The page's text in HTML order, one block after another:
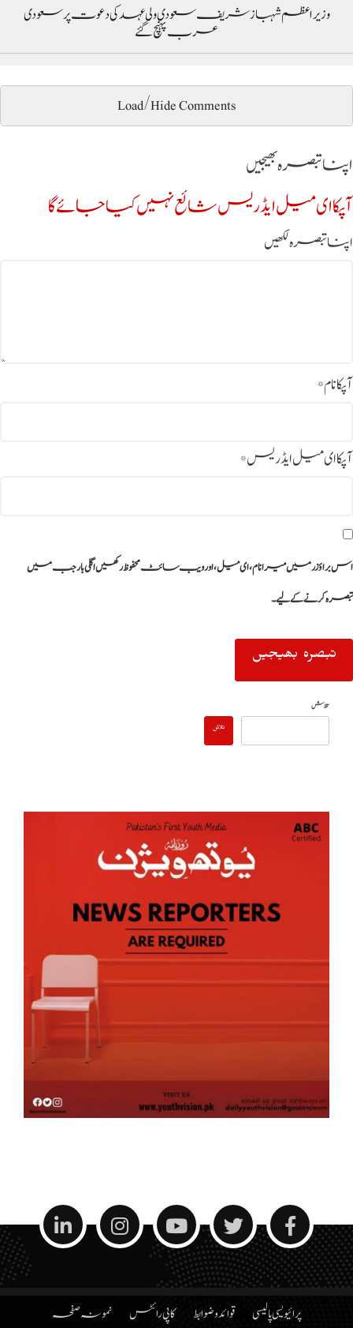
وزیراعظم شہباز شریف سعودی ولی عہد کی دعوت پر سعودی
عرب پہنچ گئے
Load/Hide Comments
اپنا تبصرہ بھیجیں
آپکا ای میل ایڈریس شائع نہیں کیا جائے گا
اپنا تبصرہ لکھیں
آپکا نام*
آپکا ای میل ایڈریس*
اس براؤزر میں میرا نام، ای میل، اور ویب سائٹ محفوظ رکھیں اگلی بار جب میں
تبصرہ کرنے کےلیے۔
تلاش
تلاش
پرائیویسی پالیسی قوائد و ضوابط کاپی رائٹس
نمونہ صفحہ